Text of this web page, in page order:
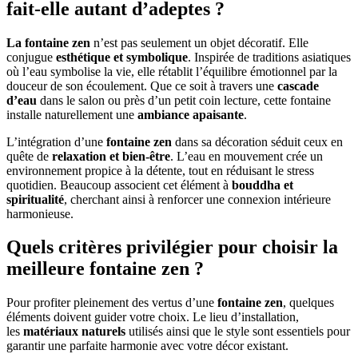
fait-elle autant d’adeptes ?
La fontaine zen n’est pas seulement un objet décoratif. Elle
conjugue esthétique et symbolique. Inspirée de traditions asiatiques
où l’eau symbolise la vie, elle rétablit l’équilibre émotionnel par la
douceur de son écoulement. Que ce soit à travers une cascade
d’eau dans le salon ou près d’un petit coin lecture, cette fontaine
installe naturellement une ambiance apaisante.
L’intégration d’une fontaine zen dans sa décoration séduit ceux en
quête de relaxation et bien-être. L’eau en mouvement crée un
environnement propice à la détente, tout en réduisant le stress
quotidien. Beaucoup associent cet élément à bouddha et
spiritualité, cherchant ainsi à renforcer une connexion intérieure
harmonieuse.
Quels critères privilégier pour choisir la
meilleure fontaine zen ?
Pour profiter pleinement des vertus d’une fontaine zen, quelques
éléments doivent guider votre choix. Le lieu d’installation,
les matériaux naturels utilisés ainsi que le style sont essentiels pour
garantir une parfaite harmonie avec votre décor existant.